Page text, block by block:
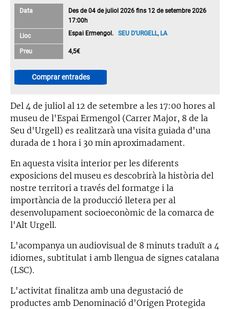
Data
Des de 04 de juliol 2026 fins 12 de setembre 2026
17:00h
Lloc Espai Ermengol.SEU D'URGELL, LA
Preu 4,5€
Comprar entrades
Del 4 de juliol al 12 de setembre a les 17:00 hores al
museu de l'Espai Ermengol (Carrer Major, 8 de la
Seu d'Urgell) es realitzarà una visita guiada d'una
durada de 1 hora i 30 min aproximadament.
En aquesta visita interior per les diferents
exposicions del museu es descobrirà la història del
nostre territori a través del formatge i la
importància de la producció lletera per al
desenvolupament socioeconòmic de la comarca de
l'Alt Urgell.
L'acompanya un audiovisual de 8 minuts traduït a 4
idiomes, subtitulat i amb llengua de signes catalana
(LSC).
L'activitat finalitza amb una degustació de
productes amb Denominació d'Origen Protegida